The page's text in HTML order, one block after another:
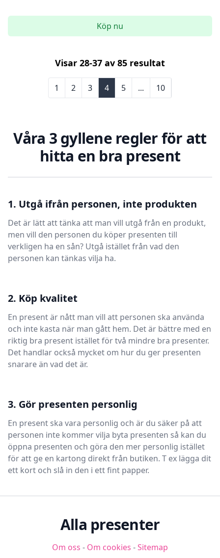
Köp nu
Visar 28-37 av 85 resultat
1 2 3 4 5 ... 10
Våra 3 gyllene regler för att
hitta en bra present
1. Utgå ifrån personen, inte produkten
Det är lätt att tänka att man vill utgå från en produkt,
men vill den personen du köper presenten till
verkligen ha en sån? Utgå istället från vad den
personen kan tänkas vilja ha.
2. Köp kvalitet
En present är nått man vill att personen ska använda
och inte kasta när man gått hem. Det är bättre med en
riktig bra present istället för två mindre bra presenter.
Det handlar också mycket om hur du ger presenten
snarare än vad det är.
3. Gör presenten personlig
En present ska vara personlig och är du säker på att
personen inte kommer vilja byta presenten så kan du
öppna presenten och göra den mer personlig istället
för att ge en kartong direkt från butiken. T ex lägga dit
ett kort och slå in den i ett fint papper.
Alla presenter
Om oss - Om cookies -Sitemap